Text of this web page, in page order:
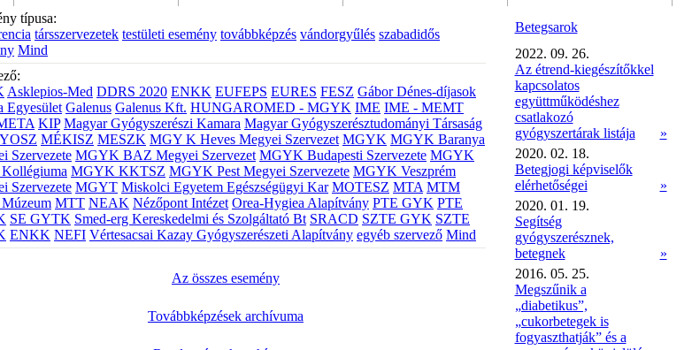
típusa:
társszervezetek testületi esemény továbbképzés vándorgyűlés szabadidős
Mind
Asklepios-Med DDRS 2020 ENKK EUFEPS EURES FESZ Gábor Dénes-díjasok
Egyesület Galenus Galenus Kft. HUNGAROMED - MGYK IME IME - MEMT
KIP Magyar Gyógyszerészi Kamara Magyar Gyógyszerésztudományi Társaság
MÉKISZ MESZK MGY K Heves Megyei Szervezet MGYK MGYK Baranya
Szervezete MGYK BAZ Megyei Szervezet MGYK Budapesti Szervezete MGYK
MGYK KKTSZ MGYK Pest Megyei Szervezete MGYK Veszprém
Szervezete MGYT Miskolci Egyetem Egészségügyi Kar MOTESZ MTA MTM
MTT NEAK Nézőpont Intézet Orea-Hygiea Alapítvány PTE GYK PTE
SE GYTK Smed-erg Kereskedelmi és Szolgáltató Bt SRACD SZTE GYK SZTE
ENKK NEFI Vértesacsai Kazay Gyógyszerészeti Alapítvány egyéb szervező Mind
Az összes esemény
Továbbképzések archívuma
Betegsarok
2022. 09. 26.
Az étrend-kiegészítőkkel
kapcsolatos
együttműködéshez
csatlakozó
gyógyszertárak listája
»
2020. 02. 18.
Betegjogi képviselők
elérhetőségei
»
2020. 01. 19.
Segítség
gyógyszerésznek,
betegnek
»
2016. 05. 25.
Megszűnik a
„diabetikus”,
„cukorbetegek is
fogyaszthatják” és a